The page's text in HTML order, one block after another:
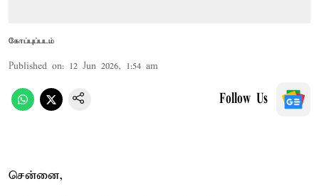
கோப்புப்படம்
Published on: 12 Jun 2026, 1:54 am
Follow Us
சென்னை,